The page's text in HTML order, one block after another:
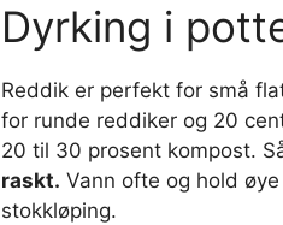
Dyrking i
Reddik er perfekt for små
for runde reddiker og 20
20 til 30 prosent kompost.
raskt. Vann ofte og hold
stokkløping.